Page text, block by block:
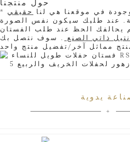
حول منتجنا
في موقعنا هي لنا
حقيقي
عند طلبك سيكون نفس الصورة
يحالفك الحظ عند طلب الفستان
ذاتي الصنع
. سوف نتصل بك
يدوية